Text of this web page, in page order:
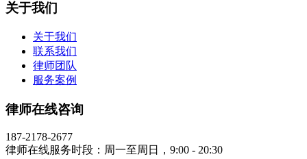
关于我们
关于我们
联系我们
律师团队
服务案例
律师在线咨询
187-2178-2677
律师在线服务时段：周一至周日，9:00 - 20:30